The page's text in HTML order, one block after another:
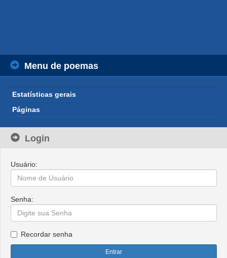
Menu de poemas
Estatísticas gerais
Páginas
Login
Usuário:
Senha:
Recordar senha